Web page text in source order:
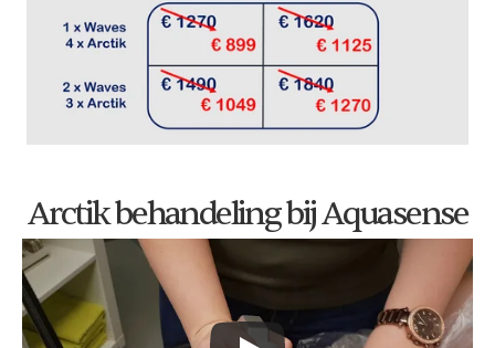
Arctik behandeling bij Aquasense